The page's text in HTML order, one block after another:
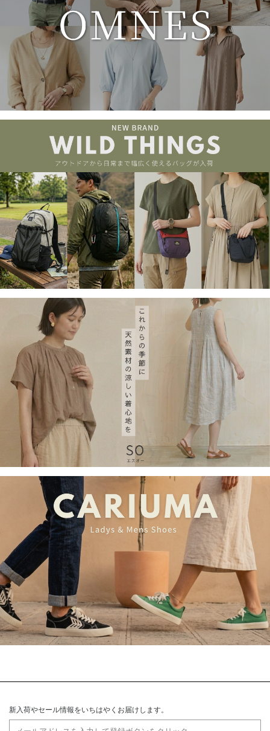
新入荷やセール情報をいちはやくお届けします。